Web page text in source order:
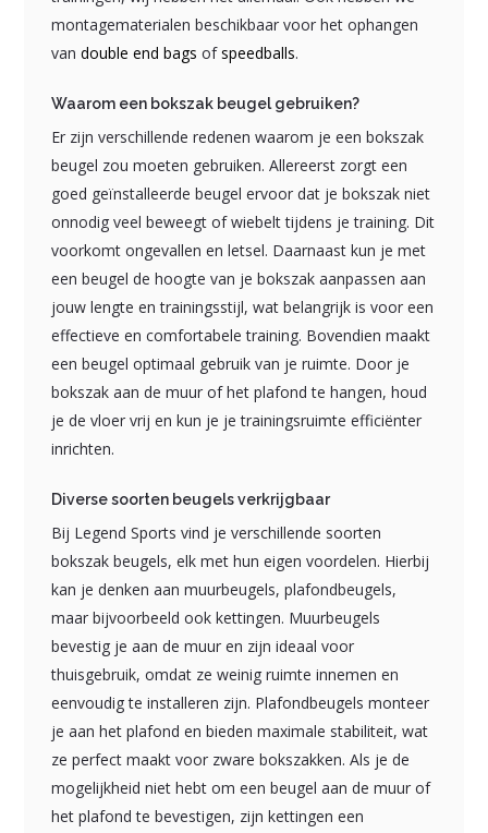
montagematerialen beschikbaar voor het ophangen
vandouble end bags ofspeedballs.
Waarom een bokszak beugel gebruiken?
Er zijn verschillende redenen waarom je een bokszak
beugel zou moeten gebruiken. Allereerst zorgt een
goed geïnstalleerde beugel ervoor dat je bokszak niet
onnodig veel beweegt of wiebelt tijdens je training. Dit
voorkomt ongevallen en letsel. Daarnaast kun je met
een beugel de hoogte van je bokszak aanpassen aan
jouw lengte en trainingsstijl, wat belangrijk is voor een
effectieve en comfortabele training. Bovendien maakt
een beugel optimaal gebruik van je ruimte. Door je
bokszak aan de muur of het plafond te hangen, houd
je de vloer vrij en kun je je trainingsruimte efficiënter
inrichten.
Diverse soorten beugels verkrijgbaar
Bij Legend Sports vind je verschillende soorten
bokszak beugels, elk met hun eigen voordelen. Hierbij
kan je denken aan muurbeugels, plafondbeugels,
maar bijvoorbeeld ook kettingen. Muurbeugels
bevestig je aan de muur en zijn ideaal voor
thuisgebruik, omdat ze weinig ruimte innemen en
eenvoudig te installeren zijn. Plafondbeugels monteer
je aan het plafond en bieden maximale stabiliteit, wat
ze perfect maakt voor zware bokszakken. Als je de
mogelijkheid niet hebt om een beugel aan de muur of
het plafond te bevestigen, zijn kettingen een